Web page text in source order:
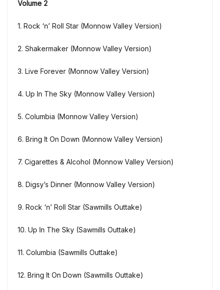
Volume 2
1. Rock ‘n’ Roll Star (Monnow Valley Version)
2. Shakermaker (Monnow Valley Version)
3. Live Forever (Monnow Valley Version)
4. Up In The Sky (Monnow Valley Version)
5. Columbia (Monnow Valley Version)
6. Bring It On Down (Monnow Valley Version)
7. Cigarettes & Alcohol (Monnow Valley Version)
8. Digsy’s Dinner (Monnow Valley Version)
9. Rock ‘n’ Roll Star (Sawmills Outtake)
10. Up In The Sky (Sawmills Outtake)
11. Columbia (Sawmills Outtake)
12. Bring It On Down (Sawmills Outtake)